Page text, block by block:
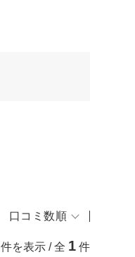
口コミ数順
件を表示 / 全 1 件